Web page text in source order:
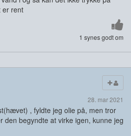
er rent
1 synes godt om
28. mar 2021
, fyldte jeg olie på, men tror
den begyndte at virke igen, kunne jeg